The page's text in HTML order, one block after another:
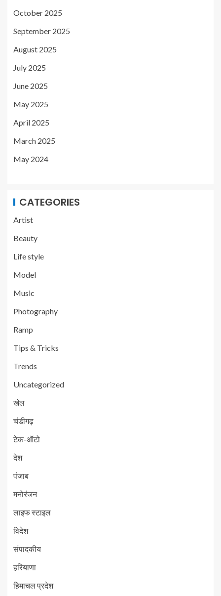
October 2025
September 2025
August 2025
July 2025
June 2025
May 2025
April 2025
March 2025
May 2024
CATEGORIES
Artist
Beauty
Life style
Model
Music
Photography
Ramp
Tips & Tricks
Trends
Uncategorized
खेल
चंडीगढ़
टेक-ऑटो
देश
पंजाब
मनोरंजन
लाइफ स्टाइल
विदेश
संपादकीय
हरियाणा
हिमाचल प्रदेश